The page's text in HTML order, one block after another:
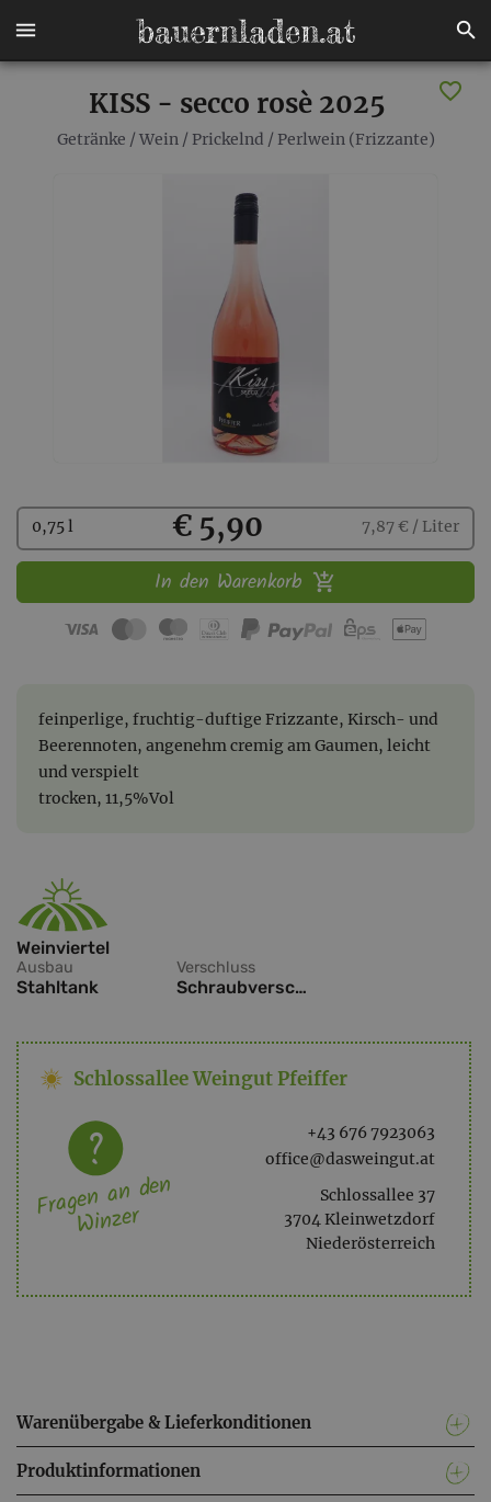
KISS - secco rosè 2025
Getränke / Wein/ Prickelnd / Perlwein (Frizzante)
Kaufen
0,75 l € 5,90 7,87 € / Liter
In den Warenkorb
feinperlige, fruchtig-duftige Frizzante, Kirsch- und
Beerennoten, angenehm cremig am Gaumen, leicht
und verspielt
trocken, 11,5%Vol
Weinviertel
Ausbau
Stahltank
Verschluss
Schraubverschluss
Schlossallee Weingut Pfeiffer
+43 676 7923063
office@dasweingut.at
Schlossallee 37
3704 Kleinwetzdorf
Niederösterreich
Fragen an den
Winzer
Warenübergabe & Lieferkonditionen
Produktinformationen